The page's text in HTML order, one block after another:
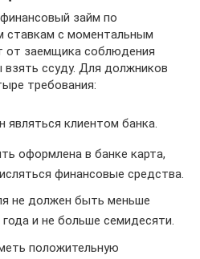
займ по
с моментальным
от заемщика соблюдения
ссуду. Для должников
требования:
являться клиентом банка.
оформлена в банке карта,
финансовые средства.
не должен быть меньше
и не больше семидесяти.
положительную